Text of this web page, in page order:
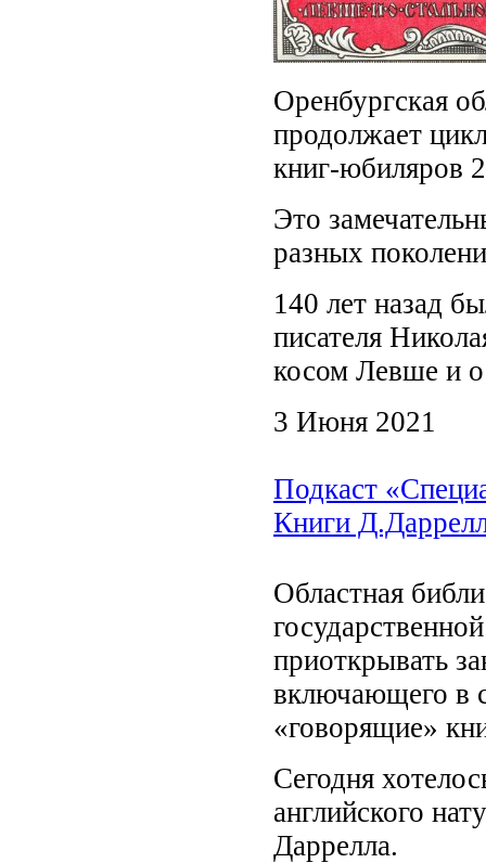
Оренбургская
продолжает
книг-юбиляров
Это
разных
140 лет назад
писателя
косом Левше и о
3 Июня 2021
Подкаст
Книги
Областная
приоткрывать
включающего в
«говорящие»
Сегодня
английского
Даррелла.